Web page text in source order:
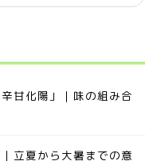
甘化陽」｜味の組み合
立夏から大暑までの意